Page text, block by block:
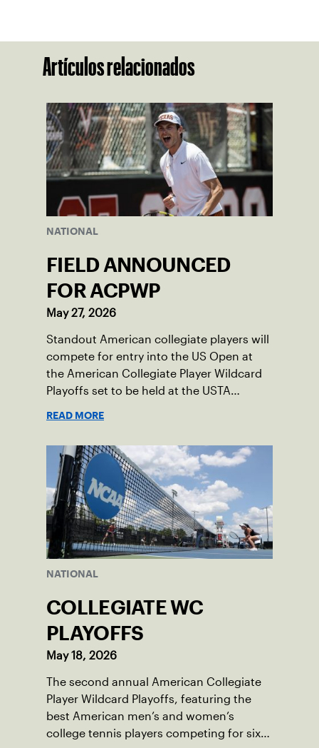
Artículos relacionados
NATIONAL
FIELD ANNOUNCED
FOR ACPWP
May 27, 2026
Standout American collegiate players will
compete for entry into the US Open at
the American Collegiate Player Wildcard
Playoffs set to be held at the USTA
READ MORE
NATIONAL
COLLEGIATE WC
PLAYOFFS
May 18, 2026
The second annual American Collegiate
Player Wildcard Playoffs, featuring the
best American men’s and women’s
college tennis players competing for six